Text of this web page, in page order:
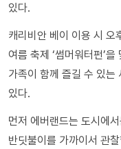
있다.
캐리비안 베이 이용 시 오
여름 축제 ‘썸머워터펀’
가족이 함께 즐길 수 있는
있다.
먼저 에버랜드는 도시에
반딧불이를 가까이서 관